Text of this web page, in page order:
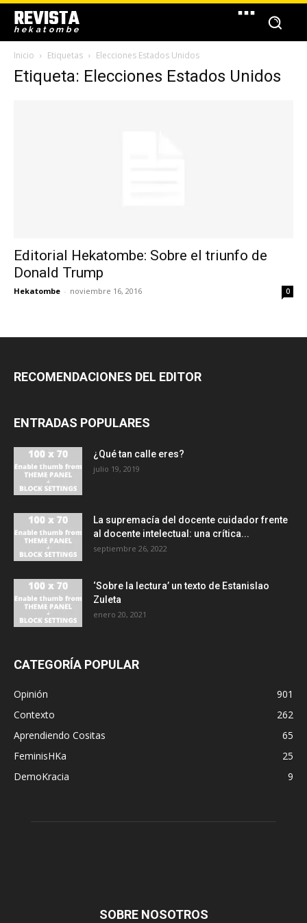
REVISTA
hekatombe
Inicio Etiquetas Elecciones Estados Unidos
Etiqueta: Elecciones Estados Unidos
Editorial Hekatombe: Sobre el triunfo de
Donald Trump
Hekatombe - noviembre 16, 2016 0
RECOMENDACIONES DEL EDITOR
ENTRADAS POPULARES
¿Qué tan calle eres?
julio 19, 2019
La supremacía del docente cuidador frente
al docente intelectual: una crítica...
septiembre 26, 2022
‘Sobre la lectura’ un texto de Estanislao
Zuleta
enero 20, 2021
CATEGORÍA POPULAR
Opinión
901
Contexto
262
Aprendiendo Cositas
65
FeminisHKa
25
DemoKracia
9
SOBRE NOSOTROS